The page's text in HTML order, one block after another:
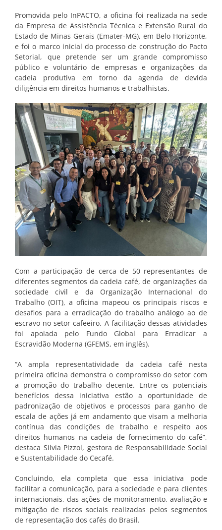
Promovida pelo InPACTO, a oficina foi realizada na sede
da Empresa de Assistência Técnica e Extensão Rural do
Estado de Minas Gerais (Emater-MG), em Belo Horizonte,
e foi o marco inicial do processo de construção do Pacto
Setorial, que pretende ser um grande compromisso
público e voluntário de empresas e organizações da
cadeia produtiva em torno da agenda de devida
diligência em direitos humanos e trabalhistas.
Com a participação de cerca de 50 representantes de
diferentes segmentos da cadeia café, de organizações da
sociedade civil e da Organização Internacional do
Trabalho (OIT), a oficina mapeou os principais riscos e
desafios para a erradicação do trabalho análogo ao de
escravo no setor cafeeiro. A facilitação dessas atividades
foi apoiada pelo Fundo Global para Erradicar a
Escravidão Moderna (GFEMS, em inglês).
“A ampla representatividade da cadeia café nesta
primeira oficina demonstra o compromisso do setor com
a promoção do trabalho decente. Entre os potenciais
benefícios dessa iniciativa estão a oportunidade de
padronização de objetivos e processos para ganho de
escala de ações já em andamento que visam a melhoria
contínua das condições de trabalho e respeito aos
direitos humanos na cadeia de fornecimento do café”,
destaca Silvia Pizzol, gestora de Responsabilidade Social
e Sustentabilidade do Cecafé.
Concluindo, ela completa que essa iniciativa pode
facilitar a comunicação, para a sociedade e para clientes
internacionais, das ações de monitoramento, avaliação e
mitigação de riscos sociais realizadas pelos segmentos
de representação dos cafés do Brasil.